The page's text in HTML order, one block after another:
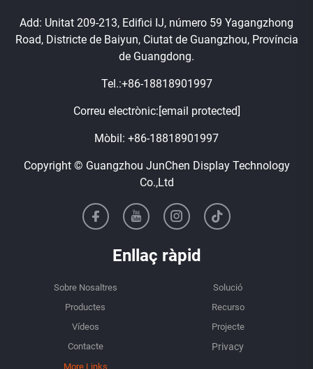
Add: Unitat 209-213, Edifici IJ, número 59 Yagangzhong
Road, Districte de Baiyun, Ciutat de Guangzhou, Província
de Guangdong.
Tel.:+86-18818901997
Correu electrònic:[email protected]
Mòbil: +86-18818901997
Copyright © Guangzhou JunChen Display Technology
Co.,Ltd
Enllaç ràpid
Sobre Nosaltres
Solució
Productes
Recurso
Vídeos
Projecte
Contacte
More Links